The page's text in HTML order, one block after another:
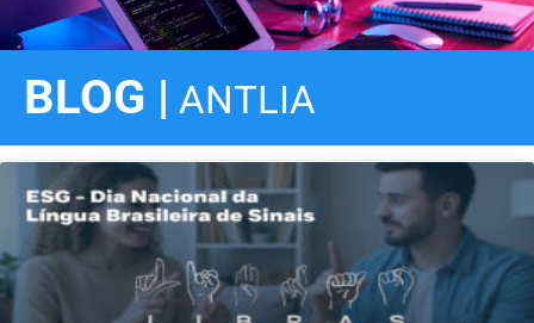
BLOG | ANTLIA